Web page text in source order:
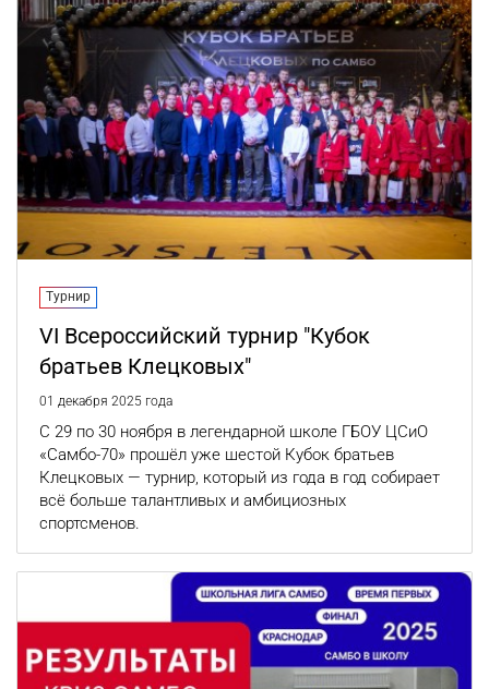
Турнир
VI Всероссийский турнир "Кубок
братьев Клецковых"
01 декабря 2025 года
С 29 по 30 ноября в легендарной школе ГБОУ ЦСиО
«Самбо-70» прошёл уже шестой Кубок братьев
Клецковых — турнир, который из года в год собирает
всё больше талантливых и амбициозных
спортсменов.